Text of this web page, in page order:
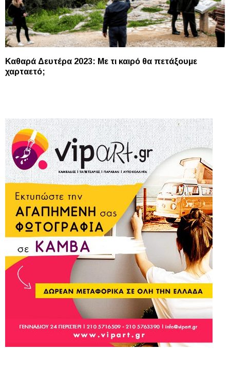
Καθαρά Δευτέρα 2023: Με τι καιρό θα πετάξουμε
χαρταετό;